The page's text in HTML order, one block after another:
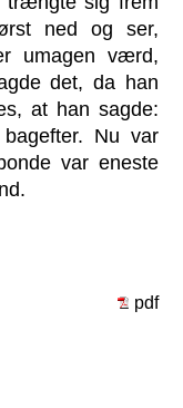
ned og ser,
umagen værd,
det, da han
at han sagde:
Nu var
var eneste
pdf